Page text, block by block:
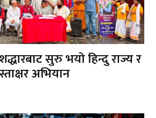
सुरु भयो हिन्दु राज्य र
अभियान